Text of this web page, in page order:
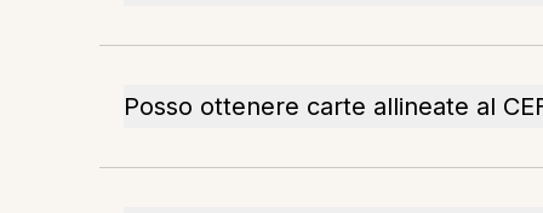
Posso ottenere carte allineate al